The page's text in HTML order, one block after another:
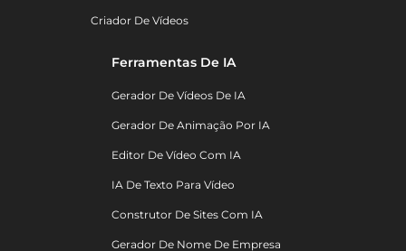
Criador De Vídeos
Ferramentas De IA
Gerador De Vídeos De IA
Gerador De Animação Por IA
Editor De Vídeo Com IA
IA De Texto Para Vídeo
Construtor De Sites Com IA
Gerador De Nome De Empresa